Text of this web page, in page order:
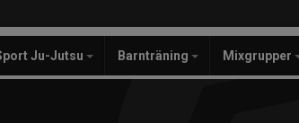
Ju-Jutsu Barnträning Mixgrupper